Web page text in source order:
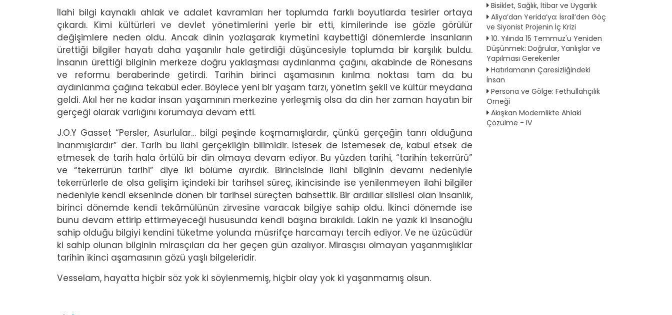
İlahi bilgi kaynaklı ahlak ve adalet kavramları her toplumda farklı boyutlarda tesirler ortaya
çıkardı. Kimi kültürleri ve devlet yönetimlerini yerle bir etti, kimilerinde ise gözle görülür
değişimlere neden oldu. Ancak dinin yozlaşarak kıymetini kaybettiği dönemlerde insanların
ürettiği bilgiler hayatı daha yaşanılır hale getirdiği düşüncesiyle toplumda bir karşılık buldu.
İnsanın ürettiği bilginin merkeze doğru yaklaşması aydınlanma çağını, akabinde de Rönesans
ve reformu beraberinde getirdi. Tarihin birinci aşamasının kırılma noktası tam da bu
aydınlanma çağına tekabül eder. Böylece yeni bir yaşam tarzı, yönetim şekli ve kültür meydana
geldi. Akıl her ne kadar insan yaşamının merkezine yerleşmiş olsa da din her zaman hayatın bir
gerçeği olarak varlığını korumaya devam etti.
J.O.Y Gasset “Persler, Asurlular… bilgi peşinde koşmamışlardır, çünkü gerçeğin tanrı olduğuna
inanmışlardır” der. Tarih bu ilahi gerçekliğin bilimidir. İstesek de istemesek de, kabul etsek de
etmesek de tarih hala örtülü bir din olmaya devam ediyor. Bu yüzden tarihi, “tarihin tekerrürü”
ve “tekerrürün tarihi” diye iki bölüme ayırdık. Birincisinde ilahi bilginin devamı nedeniyle
tekerrürlerle de olsa gelişim içindeki bir tarihsel süreç, ikincisinde ise yenilenmeyen ilahi bilgiler
nedeniyle kendi ekseninde dönen bir tarihsel süreçten bahsettik. Bir ardıllar silsilesi olan insanlık,
birinci dönemde kendi tekâmülünün zirvesine varacak bilgiye sahip oldu. İkinci dönemde ise
bunu devam ettirip ettirmeyeceği hususunda kendi başına bırakıldı. Lakin ne yazık ki insanoğlu
sahip olduğu bilgiyi kendini tüketme yolunda müsrifçe harcamayı tercih ediyor. Ve ne üzücüdür
ki sahip olunan bilginin mirasçıları da her geçen gün azalıyor. Mirasçısı olmayan yaşanmışlıklar
tarihin ikinci aşamasının gözü yaşlı bilgeleridir.
Vesselam, hayatta hiçbir söz yok ki söylenmemiş, hiçbir olay yok ki yaşanmamış olsun.
Bisiklet, Sağlık, İtibar ve Uygarlık
Aliya’dan Yerida’ya: İsrail’den Göç
ve Siyonist Projenin İç Krizi
10. Yılında 15 Temmuz'u Yeniden
Düşünmek: Doğrular, Yanlışlar ve
Yapılması Gerekenler
Hatırlamanın Çaresizliğindeki
İnsan
Persona ve Gölge: Fethullahçılık
Örneği
Akışkan Modernlikte Ahlaki
Çözülme - IV